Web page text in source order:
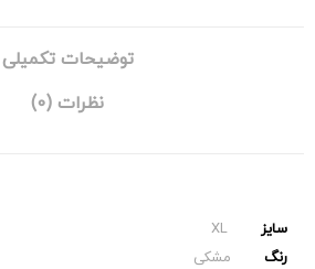
توضیحات تکمیلی
نظرات (0)
سایز
XL
رنگ
مشکی